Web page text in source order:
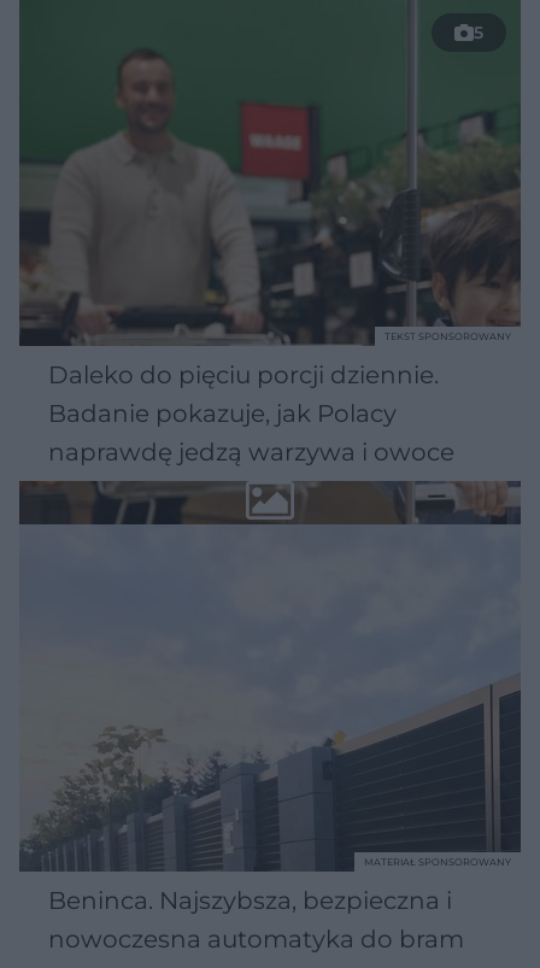
5
Daleko do pięciu porcji dziennie.
Badanie pokazuje, jak Polacy
naprawdę jedzą warzywa i owoce
TEKST SPONSOROWANY
Beninca. Najszybsza, bezpieczna i
nowoczesna automatyka do bram
MATERIAŁ SPONSOROWANY